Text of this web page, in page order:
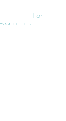
For
Updates